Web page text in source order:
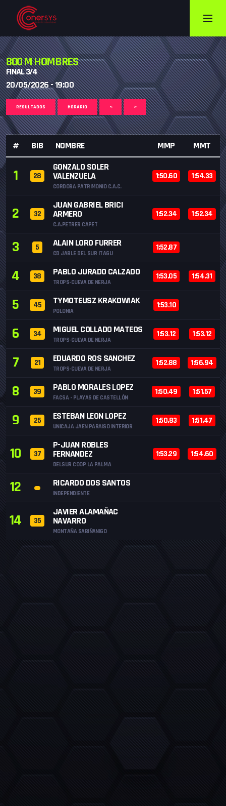
800 M HOMBRES
FINAL 3/4
20/05/2026 - 19:00
RESULTADOS HORARIO < >
# BIB NOMBRE MMP MMT
1 28
GONZALO SOLER
VALENZUELA
CORDOBA PATRIMONIO C.A.C.
1:50.60 1:54.33
2 32
JUAN GABRIEL BRICI
ARMERO
C.A.PETRER CAPET
1:52.34 1:52.34
3 5 ALAIN LORO FURRER
CD JABLE DEL SUR ITAGU
1:52.87
4 38 PABLO JURADO CALZADO
TROPS-CUEVA DE NERJA
1:53.05 1:54.31
5 45 TYMOTEUSZ KRAKOWIAK
POLONIA
1:53.10
6 34 MIGUEL COLLADO MATEOS
TROPS-CUEVA DE NERJA
1:53.12 1:53.12
7 21 EDUARDO ROS SANCHEZ
TROPS-CUEVA DE NERJA
1:52.88 1:56.94
8 39 PABLO MORALES LOPEZ
FACSA - PLAYAS DE CASTELLÓN
1:50.49 1:51.57
9 25 ESTEBAN LEON LOPEZ
UNICAJA JAEN PARAISO INTERIOR
1:50.83 1:51.47
10 37
P-JUAN ROBLES
FERNANDEZ
DELSUR COOP LA PALMA
1:53.29 1:54.60
12 RICARDO DOS SANTOS
INDEPENDIENTE
14 35
JAVIER ALAMAÑAC
NAVARRO
MONTAÑA SABIÑANIGO